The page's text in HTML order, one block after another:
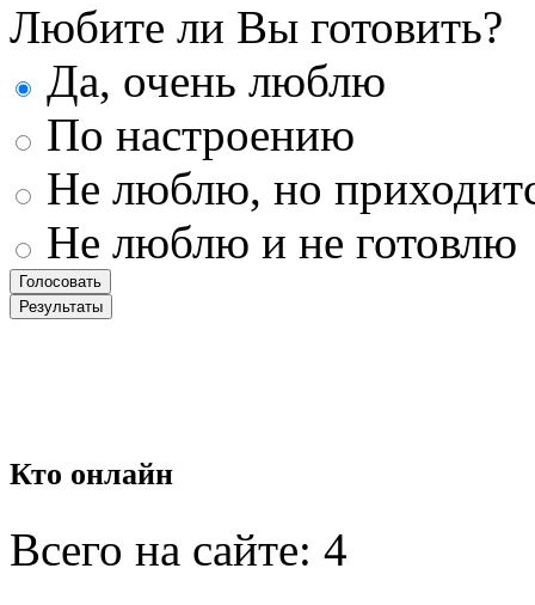
Любите ли Вы готовить?
Да, очень люблю
По настроению
Не люблю, но
Не люблю и не готовлю
Кто онлайн
Всего на сайте: 4